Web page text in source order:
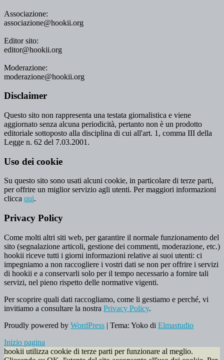
Associazione:
associazione@hookii.org
Editor sito:
editor@hookii.org
Moderazione:
moderazione@hookii.org
Disclaimer
Questo sito non rappresenta una testata giornalistica e viene
aggiornato senza alcuna periodicità, pertanto non è un prodotto
editoriale sottoposto alla disciplina di cui all'art. 1, comma III della
Legge n. 62 del 7.03.2001.
Uso dei cookie
Su questo sito sono usati alcuni cookie, in particolare di terze parti,
per offrire un miglior servizio agli utenti. Per maggiori informazioni
clicca qui.
Privacy Policy
Come molti altri siti web, per garantire il normale funzionamento del
sito (segnalazione articoli, gestione dei commenti, moderazione, etc.)
hookii riceve tutti i giorni informazioni relative ai suoi utenti: ci
impegniamo a non raccogliere i vostri dati se non per offrire i servizi
di hookii e a conservarli solo per il tempo necessario a fornire tali
servizi, nel pieno rispetto delle normative vigenti.
Per scoprire quali dati raccogliamo, come li gestiamo e perché, vi
invitiamo a consultare la nostra Privacy Policy.
Proudly powered by WordPress | Tema: Yoko di Elmastudio
Inizio pagina
hookii utilizza cookie di terze parti per funzionare al meglio.